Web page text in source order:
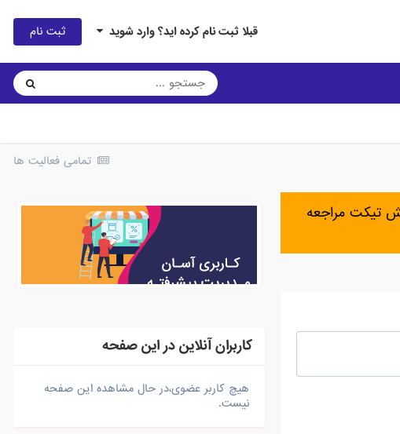
قبلا ثبت نام کرده اید؟ وارد شوید ثبت نام
تمامی فعالیت ها
تیکت مراجعه
کاربران آنلاین در این صفحه
هیچ کاربر عضوی،در حال مشاهده این صفحه
نیست.